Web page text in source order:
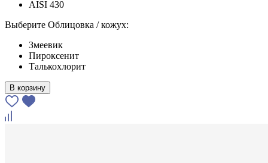
AISI 430
Выберите Облицовка / кожух:
Змеевик
Пироксенит
Талькохлорит
В корзину